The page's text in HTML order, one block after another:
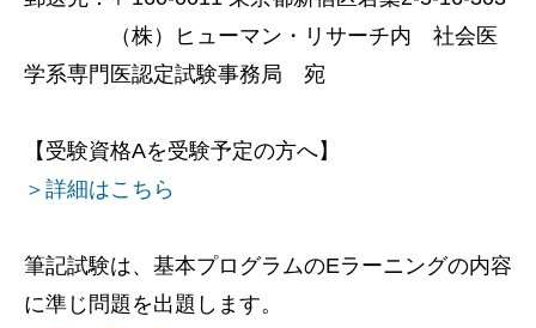
（株）ヒューマン・リサーチ内 社会医
学系専門医認定試験事務局 宛
【受験資格Aを受験予定の方へ】
＞詳細はこちら
筆記試験は、基本プログラムのEラーニングの内容
に準じ問題を出題します。